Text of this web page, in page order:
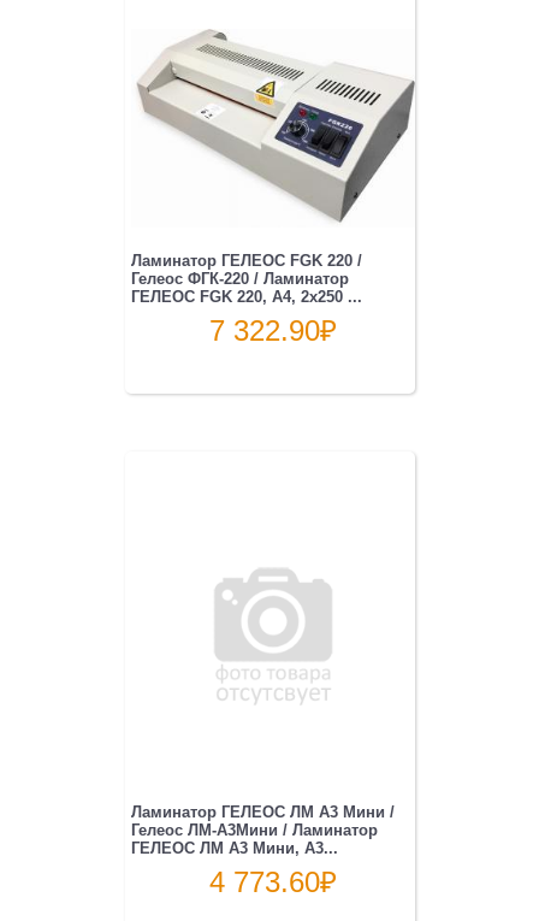
Ламинатор ГЕЛЕОС FGK 220 /
Гелеос ФГК-220 / Ламинатор
ГЕЛЕОС FGK 220, А4, 2х250 ...
7 322.90₽
Ламинатор ГЕЛЕОС ЛМ A3 Мини /
Гелеос ЛМ-А3Мини / Ламинатор
ГЕЛЕОС ЛМ A3 Мини, А3...
4 773.60₽